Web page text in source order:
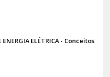
ENERGIA ELÉTRICA - Conceitos